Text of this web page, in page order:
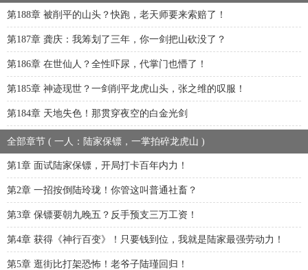
第188章 被削平的山头？快跑，老天师要来索赔了！
第187章 龚庆：我筹划了三年，你一剑把山砍没了？
第186章 在世仙人？全性吓尿，代掌门也懵了！
第185章 神迹现世？一剑削平龙虎山头，张之维的叹服！
第184章 天地失色！那贯穿夜空的白金光剑
全部章节 ( 一人：陆家保镖，一掌拍碎龙虎山 )
第1章 面试陆家保镖，开局打卡百年内力！
第2章 一招按倒陆玲珑！你管这叫普通社畜？
第3章 保镖要朝九晚五？反手预支三万工资！
第4章 获得《神行百变》！只要钱到位，我就是陆家最强劳动力！
第5章 逛街比打架恐怖！老爷子陆瑾回归！